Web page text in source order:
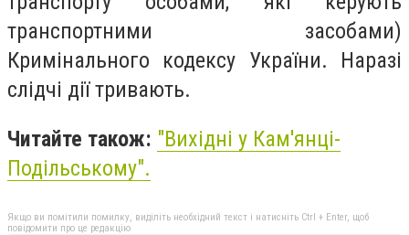
транспортними засобами)
Кримінального кодексу України. Наразі
слідчі дії тривають.
Читайте також: "Вихідні у Кам'янці-
Подільському".
Якщо ви помітили помилку, виділіть необхідний текст і натисніть Ctrl + Enter, щоб
повідомити про це редакцію